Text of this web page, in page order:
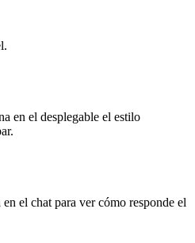
en el desplegable el estilo
el chat para ver cómo responde el